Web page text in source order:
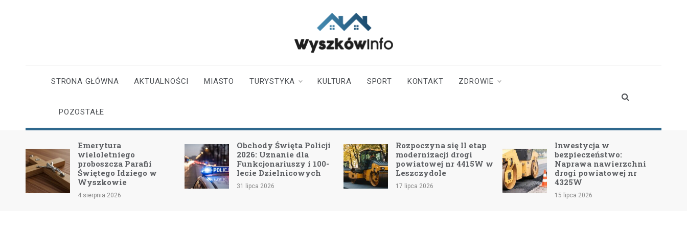
STRONA GŁÓWNA AKTUALNOŚCI MIASTO TURYSTYKA KULTURA SPORT KONTAKT ZDROWIE
POZOSTAŁE
Emerytura
wieloletniego
proboszcza Parafii
Świętego Idziego w
Wyszkowie
4 sierpnia 2026
Obchody Święta Policji
2026: Uznanie dla
Funkcjonariuszy i 100-
lecie Dzielnicowych
31 lipca 2026
Rozpoczyna się II etap
modernizacji drogi
powiatowej nr 4415W w
Leszczydole
17 lipca 2026
Inwestycja w
bezpieczeństwo:
Naprawa nawierzchni
drogi powiatowej nr
4325W
15 lipca 2026